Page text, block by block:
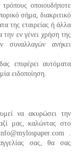
οποιουδήποτε
σήμα, διακριτικό
της εταιρείας ή άλλα
την εν γένει χρήση της
συναλλαγών ανήκει
επιφέρει αυτόματα
ειδοποίηση.
να ακυρώσει την
μας, καλώντας στο
@mylospaper.com .
σας, θα σας